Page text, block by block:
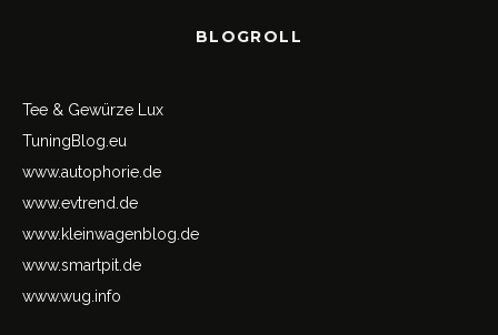
BLOGROLL
Tee & Gewürze Lux
TuningBlog.eu
www.autophorie.de
www.evtrend.de
www.kleinwagenblog.de
www.smartpit.de
www.wug.info